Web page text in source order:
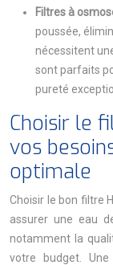
Filtres à
poussée,
nécessitent
sont parfaits
pureté
Choisir le
vos
optimale
Choisir le bon filtre
assurer une eau
notamment la
votre budget.